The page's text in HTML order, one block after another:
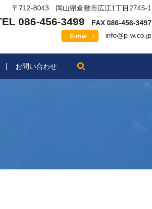
〒712-8043 岡山県倉敷市広江1丁目2745-1
086-456-3499 FAX 086-456-3497
info@p-w.co.jp
お問い合わせ